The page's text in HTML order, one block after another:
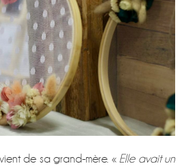
de sa grand-mère. « Elle avait un